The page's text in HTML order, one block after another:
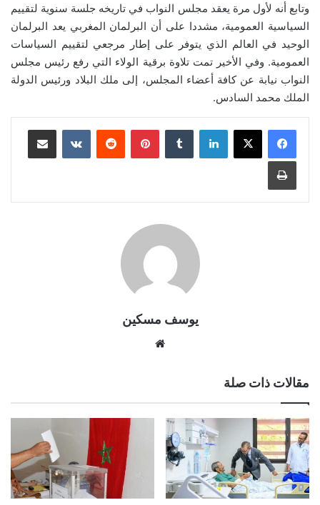
وتابع أنه لأول مرة يعقد مجلس النواب في تاريخه جلسة سنوية لتقييم
السياسية العمومية، مشددا على أن البرلمان المغربي يعد البرلمان
الوحيد في العالم الذي يتوفر على إطار مرجعي لتقييم السياسات
العمومية. وفي الأخير تمت تلاوة برقية الولاء التي رفع رئيس مجلس
النواب نيابة عن كافة أعضاء المجلس، إلى ملك البلاد ورئيس الدولة
الملك محمد السادس.
لينكدإن بينتيريست مشاركة عبر البريد
طباعة
يوسف مسكين
مقالات ذات صلة